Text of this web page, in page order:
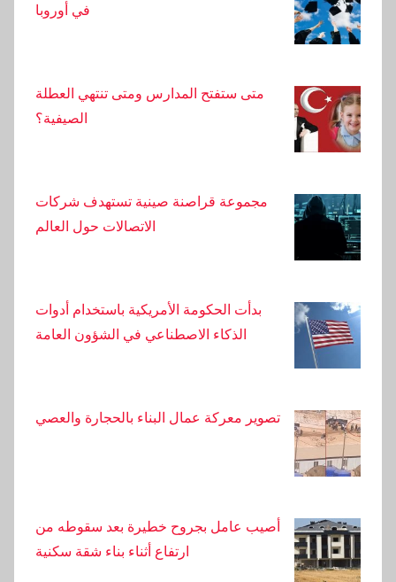
لا يوجد أمطار في أضنة في الأسبوع الأول من شهر
تم الإعلان عن أكثر الأحياء ازدحامًا في أضنة. إليكم هذا
أصدر مكتب محافظ أضنة بيانًا بشأن إطلاق النار في
في أوروبا
متى ستفتح المدارس ومتى تنتهي العطلة
الصيفية؟
مجموعة قراصنة صينية تستهدف شركات
الاتصالات حول العالم
بدأت الحكومة الأمريكية باستخدام أدوات
الذكاء الاصطناعي في الشؤون العامة
تصوير معركة عمال البناء بالحجارة والعصي
أصيب عامل بجروح خطيرة بعد سقوطه من
ارتفاع أثناء بناء شقة سكنية